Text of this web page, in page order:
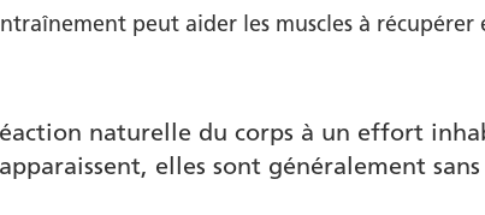
peut aider les muscles à récupérer
naturelle du corps à un effort
elles sont généralement